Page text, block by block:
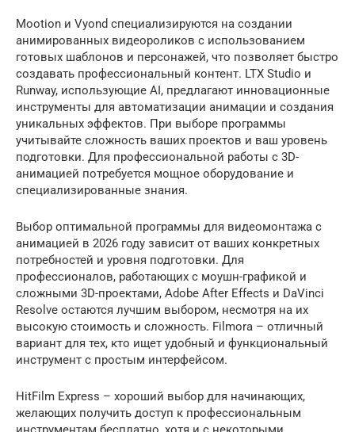
Mootion и Vyond специализируются на создании
анимированных видеороликов с использованием
готовых шаблонов и персонажей, что позволяет быстро
создавать профессиональный контент. LTX Studio и
Runway, использующие AI, предлагают инновационные
инструменты для автоматизации анимации и создания
уникальных эффектов. При выборе программы
учитывайте сложность ваших проектов и ваш уровень
подготовки. Для профессиональной работы с 3D-
анимацией потребуется мощное оборудование и
специализированные знания.
Выбор оптимальной программы для видеомонтажа с
анимацией в 2026 году зависит от ваших конкретных
потребностей и уровня подготовки. Для
профессионалов, работающих с моушн-графикой и
сложными 3D-проектами, Adobe After Effects и DaVinci
Resolve остаются лучшим выбором, несмотря на их
высокую стоимость и сложность. Filmora – отличный
вариант для тех, кто ищет удобный и функциональный
инструмент с простым интерфейсом.
HitFilm Express – хороший выбор для начинающих,
желающих получить доступ к профессиональным